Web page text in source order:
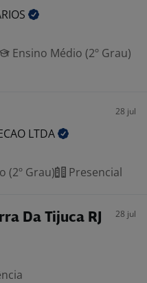
Ensino Médio (2º Grau)
28 jul
LTDA
(2º Grau) Presencial
Da Tijuca RJ 28 jul